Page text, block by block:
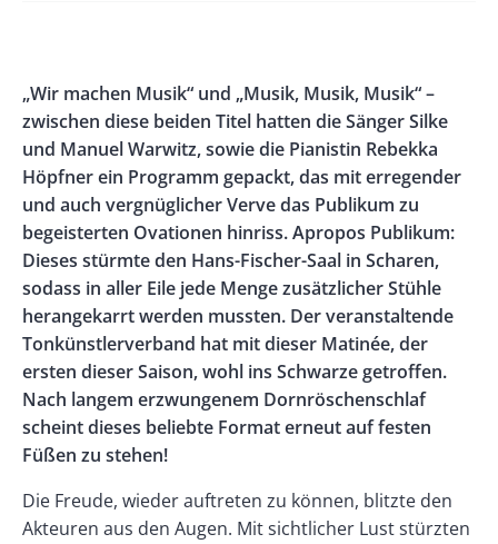
Left
Rectangle
Right
Body
„Wir machen Musik“ und „Musik, Musik, Musik“ –
zwischen diese beiden Titel hatten die Sänger Silke
und Manuel Warwitz, sowie die Pianistin Rebekka
Höpfner ein Programm gepackt, das mit erregender
und auch vergnüglicher Verve das Publikum zu
begeisterten Ovationen hinriss. Apropos Publikum:
Dieses stürmte den Hans-Fischer-Saal in Scharen,
sodass in aller Eile jede Menge zusätzlicher Stühle
herangekarrt werden mussten. Der veranstaltende
Tonkünstlerverband hat mit dieser Matinée, der
ersten dieser Saison, wohl ins Schwarze getroffen.
Nach langem erzwungenem Dornröschenschlaf
scheint dieses beliebte Format erneut auf festen
Füßen zu stehen!
Die Freude, wieder auftreten zu können, blitzte den
Akteuren aus den Augen. Mit sichtlicher Lust stürzten